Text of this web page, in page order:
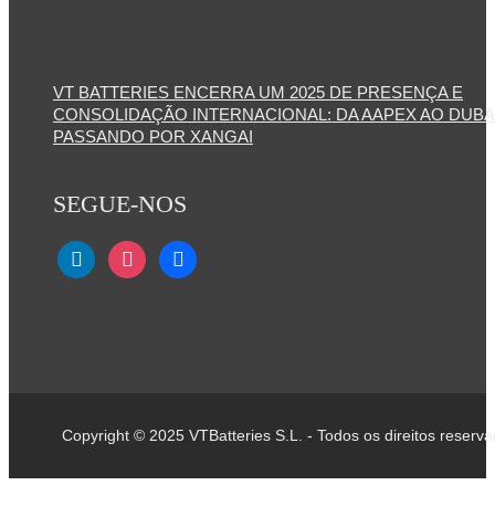
VT BATTERIES ENCERRA UM 2025 DE PRESENÇA E
CONSOLIDAÇÃO INTERNACIONAL: DA AAPEX AO
PASSANDO POR XANGAI
SEGUE-NOS
Copyright © 2025 VTBatteries S.L. - Todos os direitos